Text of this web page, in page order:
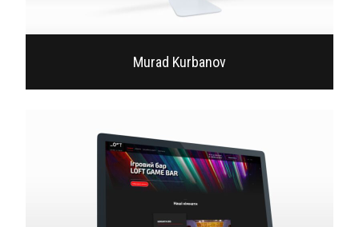
Murad Kurbanov